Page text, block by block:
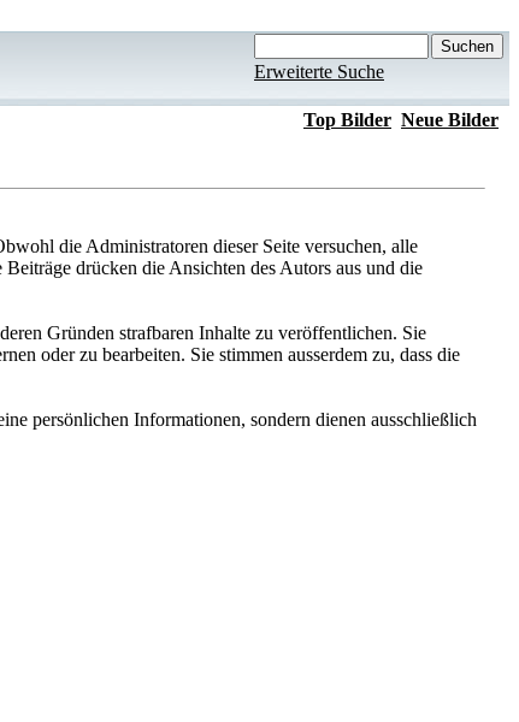
Erweiterte Suche
Top Bilder Neue Bilder
die Administratoren dieser Seite versuchen, alle
drücken die Ansichten des Autors aus und die
Gründen strafbaren Inhalte zu veröffentlichen. Sie
oder zu bearbeiten. Sie stimmen ausserdem zu, dass die
persönlichen Informationen, sondern dienen ausschließlich